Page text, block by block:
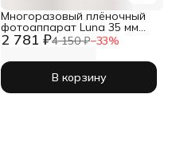
2 781 ₽4 150 ₽−33%
Многоразовый плёночный
фотоаппарат Luna 35 мм
(тип 135)
В корзину